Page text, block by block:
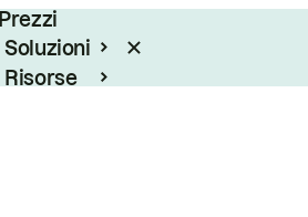
Prezzi
Soluzioni
Risorse